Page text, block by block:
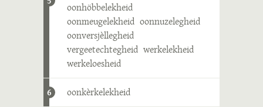
oonhöbbelekheid
oonmeugelekheid oonnuzelegheid
oonversjèllegheid
vergeetechtegheid werkelekheid
werkeloesheid
6 oonkèrkelekheid